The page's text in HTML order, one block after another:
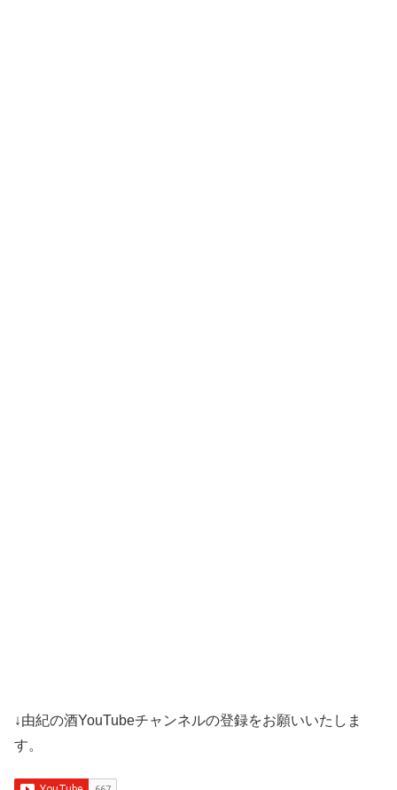
↓由紀の酒YouTubeチャンネルの登録をお願いいたしま
す。